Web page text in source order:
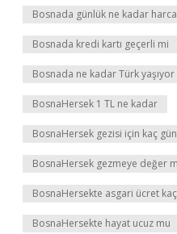
Bosnada günlük ne kadar
Bosnada kredi kartı geçerli mi
Bosnada ne kadar Türk yaşıyor
BosnaHersek 1 TL ne kadar
BosnaHersek gezisi için kaç
BosnaHersek gezmeye değer
BosnaHersekte asgari ücret
BosnaHersekte hayat ucuz mu